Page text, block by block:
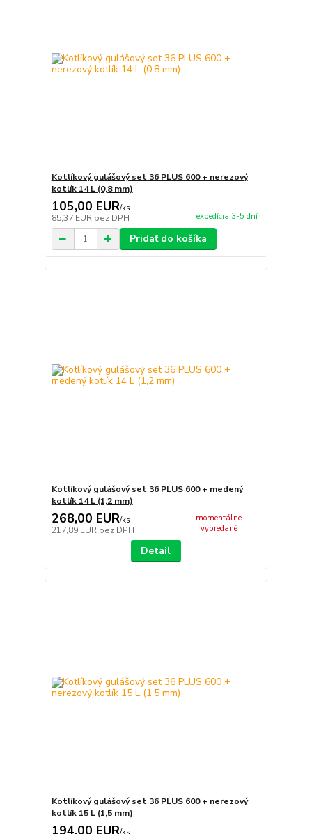
Kotlíkový gulášový set 36 PLUS 600 + nerezový
kotlík 14 L (0,8 mm)
105,00 EUR/ks
85,37 EUR bez DPH expedícia 3-5 dní
Pridať do košíka
Kotlíkový gulášový set 36 PLUS 600 + medený
kotlík 14 L (1,2 mm)
268,00 EUR/ks
217,89 EUR bez DPH
momentálne
vypredané
Detail
Kotlíkový gulášový set 36 PLUS 600 + nerezový
kotlík 15 L (1,5 mm)
194,00 EUR/ks